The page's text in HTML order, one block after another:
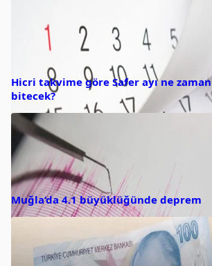
Hicri takvime göre Safer ayı ne zaman
bitecek?
Muğla’da 4.1 büyüklüğünde deprem